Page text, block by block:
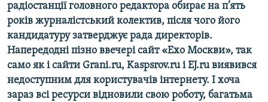
Усі сайти RFE/RL
радіостанції головного редактора обирає на п’ять
років журналістський колектив, після чого його
кандидатуру затверджує рада директорів.
Напередодні пізно ввечері сайт «Ехо Москви», так
само як і сайти Grani.ru, Kaspsrov.ru і EJ.ru виявився
недоступним для користувачів інтернету. І хоча
зараз всі ресурси відновили свою роботу, багатьма